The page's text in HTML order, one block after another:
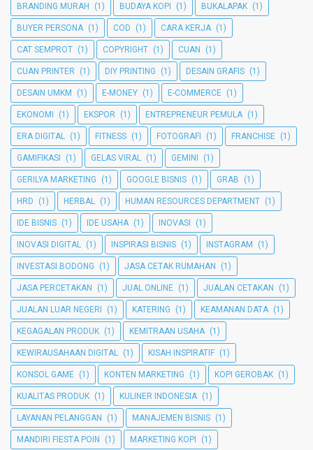
BRANDING MURAH (1) BUDAYA KOPI (1) BUKALAPAK (1)
BUYER PERSONA (1) COD (1) CARA KERJA (1)
CAT SEMPROT (1) COPYRIGHT (1) CUAN (1)
CUAN PRINTER (1) DIY PRINTING (1) DESAIN GRAFIS (1)
DESAIN UMKM (1) E-MONEY (1) E-COMMERCE (1)
EKONOMI (1) EKSPOR (1) ENTREPRENEUR PEMULA (1)
ERA DIGITAL (1) FITNESS (1) FOTOGRAFI (1) FRANCHISE (1)
GAMIFIKASI (1) GELAS VIRAL (1) GEMINI (1)
GERILYA MARKETING (1) GOOGLE BISNIS (1) GRAB (1)
HRD (1) HERBAL (1) HUMAN RESOURCES DEPARTMENT (1)
IDE BISNIS (1) IDE USAHA (1) INOVASI (1)
INOVASI DIGITAL (1) INSPIRASI BISNIS (1) INSTAGRAM (1)
INVESTASI BODONG (1) JASA CETAK RUMAHAN (1)
JASA PERCETAKAN (1) JUAL ONLINE (1) JUALAN CETAKAN (1)
JUALAN LUAR NEGERI (1) KATERING (1) KEAMANAN DATA (1)
KEGAGALAN PRODUK (1) KEMITRAAN USAHA (1)
KEWIRAUSAHAAN DIGITAL (1) KISAH INSPIRATIF (1)
KONSOL GAME (1) KONTEN MARKETING (1) KOPI GEROBAK (1)
KUALITAS PRODUK (1) KULINER INDONESIA (1)
LAYANAN PELANGGAN (1) MANAJEMEN BISNIS (1)
MANDIRI FIESTA POIN (1) MARKETING KOPI (1)